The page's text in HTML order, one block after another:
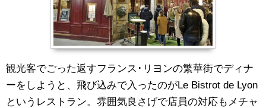
観光客でごった返すフランス･リヨンの繁華街でディナ
ーをしようと、飛び込みで入ったのがLe Bistrot de Lyon
というレストラン。雰囲気良さげで店員の対応もメチャ